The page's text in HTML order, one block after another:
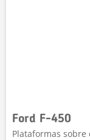
Ford F-450
Plataformas sobre